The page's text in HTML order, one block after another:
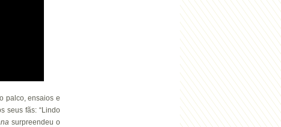
palco, ensaios e
seus fãs: “Lindo
surpreendeu o